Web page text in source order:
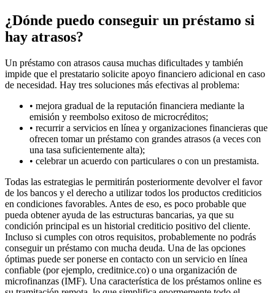
¿Dónde puedo conseguir un préstamo si
hay atrasos?
Un préstamo con atrasos causa muchas dificultades y también
impide que el prestatario solicite apoyo financiero adicional en caso
de necesidad. Hay tres soluciones más efectivas al problema:
• mejora gradual de la reputación financiera mediante la
emisión y reembolso exitoso de microcréditos;
• recurrir a servicios en línea y organizaciones financieras que
ofrecen tomar un préstamo con grandes atrasos (a veces con
una tasa suficientemente alta);
• celebrar un acuerdo con particulares o con un prestamista.
Todas las estrategias le permitirán posteriormente devolver el favor
de los bancos y el derecho a utilizar todos los productos crediticios
en condiciones favorables. Antes de eso, es poco probable que
pueda obtener ayuda de las estructuras bancarias, ya que su
condición principal es un historial crediticio positivo del cliente.
Incluso si cumples con otros requisitos, probablemente no podrás
conseguir un préstamo con mucha deuda. Una de las opciones
óptimas puede ser ponerse en contacto con un servicio en línea
confiable (por ejemplo, creditnice.co) o una organización de
microfinanzas (IMF). Una característica de los préstamos online es